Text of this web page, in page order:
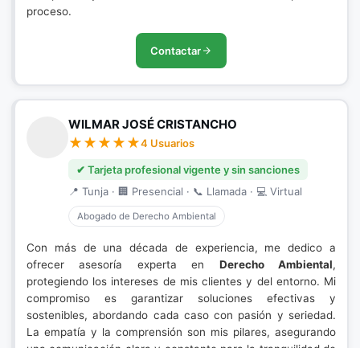
proceso.
Contactar
WILMAR JOSÉ CRISTANCHO
4 Usuarios
✔ Tarjeta profesional vigente y sin sanciones
📍 Tunja · 🏢 Presencial · 📞 Llamada · 💻 Virtual
Abogado de Derecho Ambiental
Con más de una década de experiencia, me dedico a
ofrecer asesoría experta en Derecho Ambiental,
protegiendo los intereses de mis clientes y del entorno. Mi
compromiso es garantizar soluciones efectivas y
sostenibles, abordando cada caso con pasión y seriedad.
La empatía y la comprensión son mis pilares, asegurando